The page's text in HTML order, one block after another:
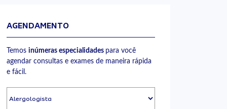
AGENDAMENTO
Temos inúmeras especialidades para você
agendar consultas e exames de maneira rápida
e fácil.